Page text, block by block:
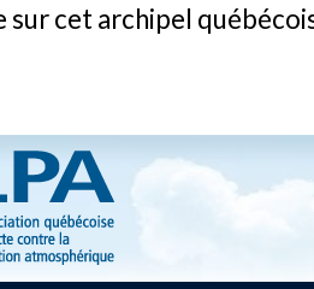
sur cet archipel